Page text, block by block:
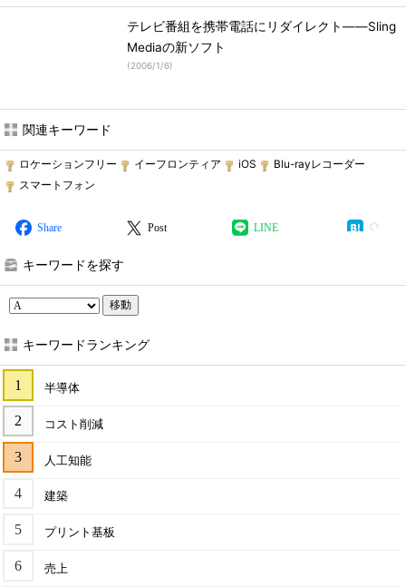
テレビ番組を携帯電話にリダイレクト――Sling
Mediaの新ソフト
(2006/1/6)
関連キーワード
ロケーションフリー イーフロンティア iOS
Blu-rayレコーダー
スマートフォン
Share Post LINE
キーワードを探す
移動
キーワードランキング
半導体
コスト削減
人工知能
建築
プリント基板
売上